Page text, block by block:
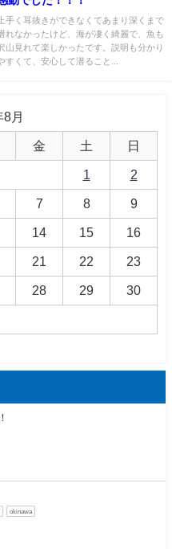
上手く耳抜きができなくてあまり深くまで
れなかったけど、海が凄く綺麗で、魚も
山見れて楽しかったです。説明も分かり
すくて、安心して潜ること...
月
金 土 日
1 2
7 8 9
14 15 16
21 22 23
28 29 30
okinawa